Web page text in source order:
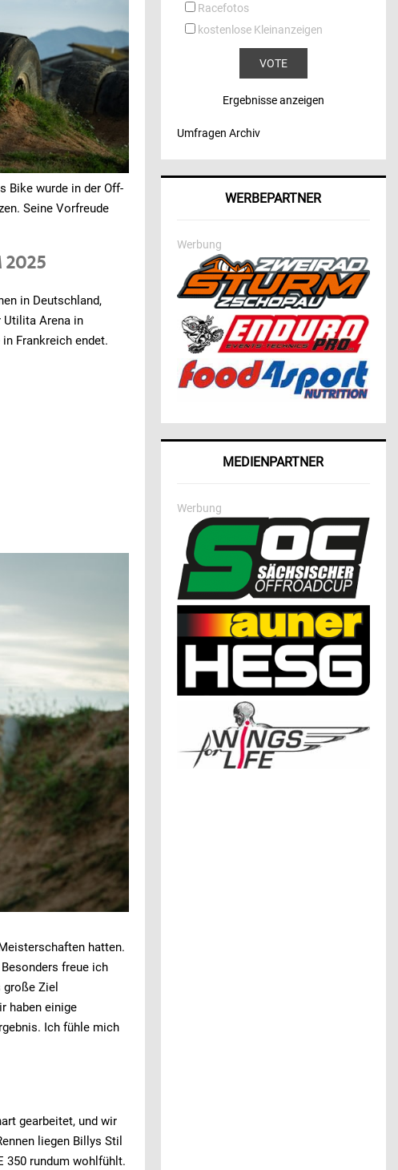
Bike wurde in der Off-
Seine Vorfreude
2025
in Deutschland,
Utilita Arena in
Frankreich endet.
hatten.
freue ich
Ziel
haben einige
Ich fühle mich
gearbeitet, und wir
liegen Billys Stil
350 rundum wohlfühlt.
Racefotos
kostenlose Kleinanzeigen
Ergebnisse anzeigen
Umfragen Archiv
WERBEPARTNER
Werbung
MEDIENPARTNER
Werbung